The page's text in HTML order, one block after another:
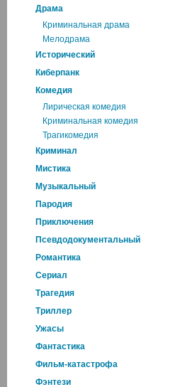
Драма
Криминальная драма
Мелодрама
Исторический
Киберпанк
Комедия
Лирическая комедия
Криминальная комедия
Трагикомедия
Криминал
Мистика
Музыкальный
Пародия
Приключения
Псевдодокументальный
Романтика
Cериал
Трагедия
Триллер
Ужасы
Фантастика
Фильм-катастрофа
Фэнтези